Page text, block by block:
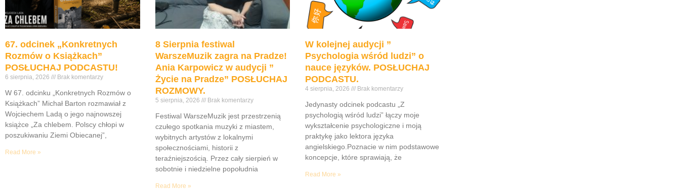
67. odcinek „Konkretnych
Rozmów o Książkach”
POSŁUCHAJ PODCASTU!
6 sierpnia, 2026 Brak komentarzy
W 67. odcinku „Konkretnych Rozmów o
Książkach” Michał Barton rozmawiał z
Wojciechem Ladą o jego najnowszej
książce „Za chlebem. Polscy chłopi w
poszukiwaniu Ziemi Obiecanej”,
Read More »
8 Sierpnia festiwal
WarszeMuzik zagra na Pradze!
Ania Karpowicz w audycji ”
Życie na Pradze” POSŁUCHAJ
ROZMOWY.
5 sierpnia, 2026 Brak komentarzy
Festiwal WarszeMuzik jest przestrzenią
czułego spotkania muzyki z miastem,
wybitnych artystów z lokalnymi
społecznościami, historii z
teraźniejszością. Przez cały sierpień w
sobotnie i niedzielne popołudnia
Read More »
W kolejnej audycji ”
Psychologia wśród ludzi” o
nauce języków. POSŁUCHAJ
PODCASTU.
4 sierpnia, 2026 Brak komentarzy
Jedynasty odcinek podcastu „Z
psychologią wśród ludzi” łączy moje
wykształcenie psychologiczne i moją
praktykę jako lektora języka
angielskiego.Poznacie w nim podstawowe
koncepcje, które sprawiają, że
Read More »